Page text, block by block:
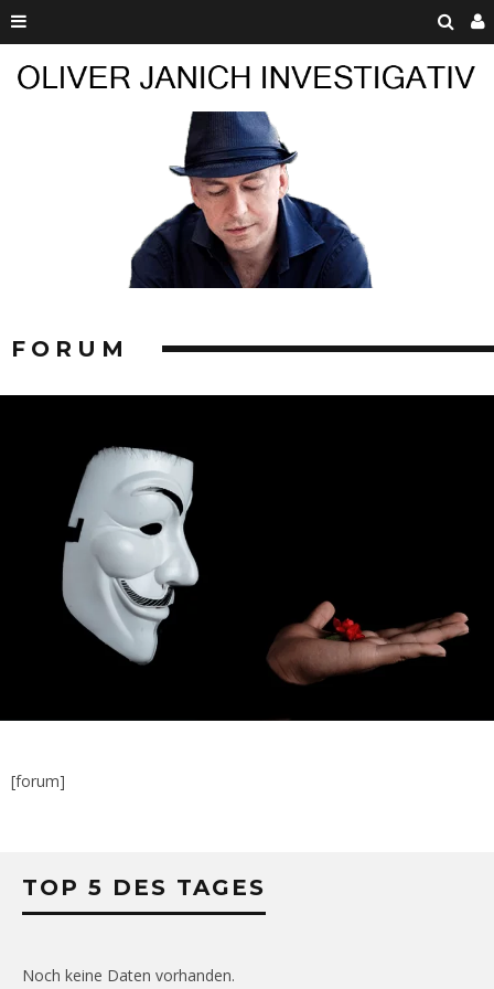
FORUM
[forum]
TOP 5 DES TAGES
Noch keine Daten vorhanden.